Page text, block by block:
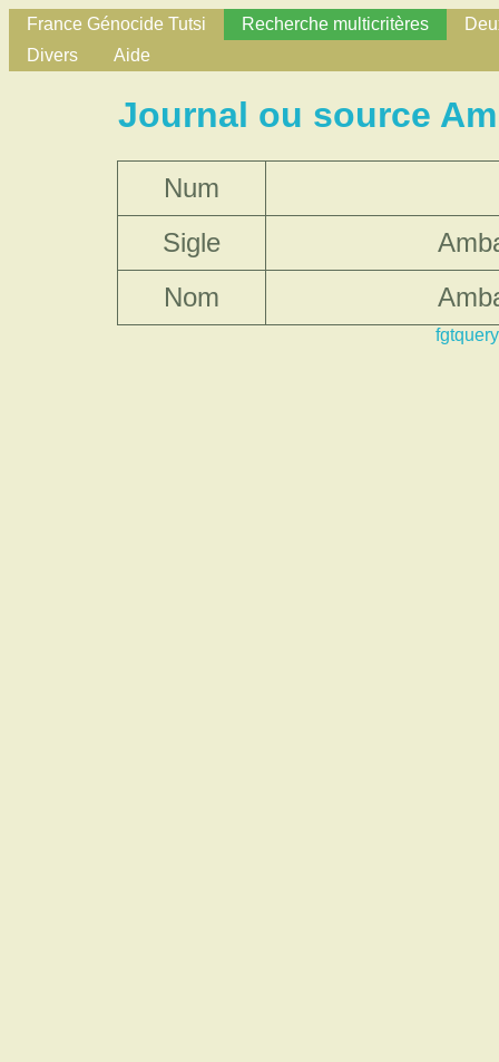
France Génocide Tutsi Recherche multicritères
Divers
Aide
Journal ou source
Num
Sigle
Nom